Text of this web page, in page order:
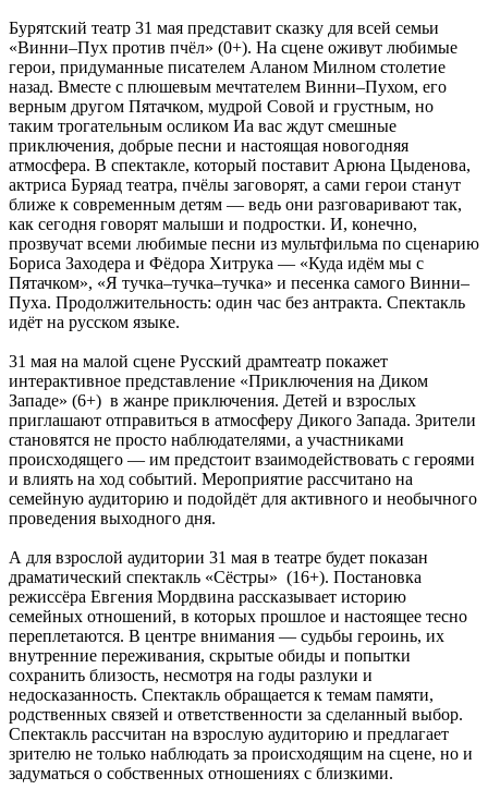
Бурятский театр 31 мая представит сказку для всей семьи
«Винни–Пух против пчёл» (0+). На сцене оживут любимые
герои, придуманные писателем Аланом Милном столетие
назад. Вместе с плюшевым мечтателем Винни–Пухом, его
верным другом Пятачком, мудрой Совой и грустным, но
таким трогательным осликом Иа вас ждут смешные
приключения, добрые песни и настоящая новогодняя
атмосфера. В спектакле, который поставит Арюна Цыденова,
актриса Буряад театра, пчёлы заговорят, а сами герои станут
ближе к современным детям — ведь они разговаривают так,
как сегодня говорят малыши и подростки. И, конечно,
прозвучат всеми любимые песни из мультфильма по сценарию
Бориса Заходера и Фёдора Хитрука — «Куда идём мы с
Пятачком», «Я тучка–тучка–тучка» и песенка самого Винни–
Пуха. Продолжительность: один час без антракта. Спектакль
идёт на русском языке.
31 мая на малой сцене Русский драмтеатр покажет
интерактивное представление «Приключения на Диком
Западе» (6+) в жанре приключения. Детей и взрослых
приглашают отправиться в атмосферу Дикого Запада. Зрители
становятся не просто наблюдателями, а участниками
происходящего — им предстоит взаимодействовать с героями
и влиять на ход событий. Мероприятие рассчитано на
семейную аудиторию и подойдёт для активного и необычного
проведения выходного дня.
А для взрослой аудитории 31 мая в театре будет показан
драматический спектакль «Сёстры» (16+). Постановка
режиссёра Евгения Мордвина рассказывает историю
семейных отношений, в которых прошлое и настоящее тесно
переплетаются. В центре внимания — судьбы героинь, их
внутренние переживания, скрытые обиды и попытки
сохранить близость, несмотря на годы разлуки и
недосказанность. Спектакль обращается к темам памяти,
родственных связей и ответственности за сделанный выбор.
Спектакль рассчитан на взрослую аудиторию и предлагает
зрителю не только наблюдать за происходящим на сцене, но и
задуматься о собственных отношениях с близкими.